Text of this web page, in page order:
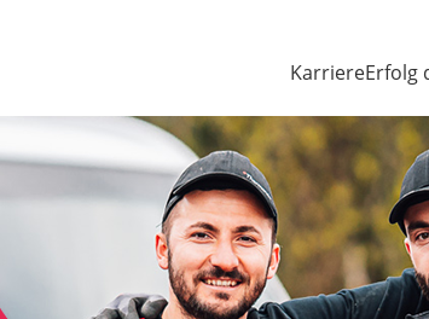
KarriereErfolg